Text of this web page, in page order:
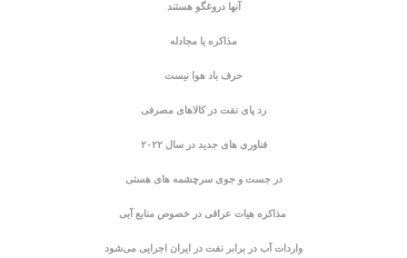
آنها دروغگو هستند
مذاکره یا مجادله
حرف باد هوا نیست
رد پای نفت در کالاهای مصرفی
فناوری های جدید در سال ۲۰۲۲
در جست ‌و جوی سرچشمه های هستی
مذاکره هیات عراقی در خصوص منابع آبی
واردات آب در برابر نفت در ایران اجرایی می‌شود